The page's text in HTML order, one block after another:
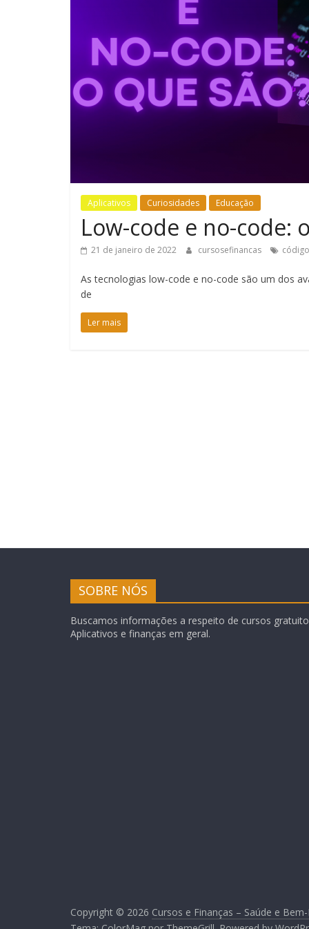
Aplicativos Curiosidades Educação
Low-code e no-code:
21 de janeiro de 2022 cursosefinancas código
As tecnologias low-code e no-code são um dos
de
Ler mais
SOBRE NÓS
Buscamos informações a respeito de cursos
Aplicativos e finanças em geral.
Copyright © 2026 Cursos e Finanças – Saúde e